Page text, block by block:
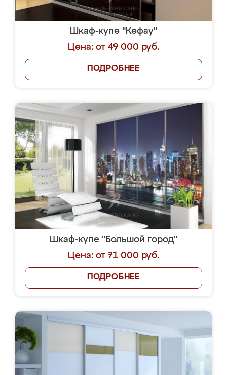
Шкаф-купе "Кефау"
Цена: от 49 000 руб.
ПОДРОБНЕЕ
Шкаф-купе "Большой город"
Цена: от 71 000 руб.
ПОДРОБНЕЕ